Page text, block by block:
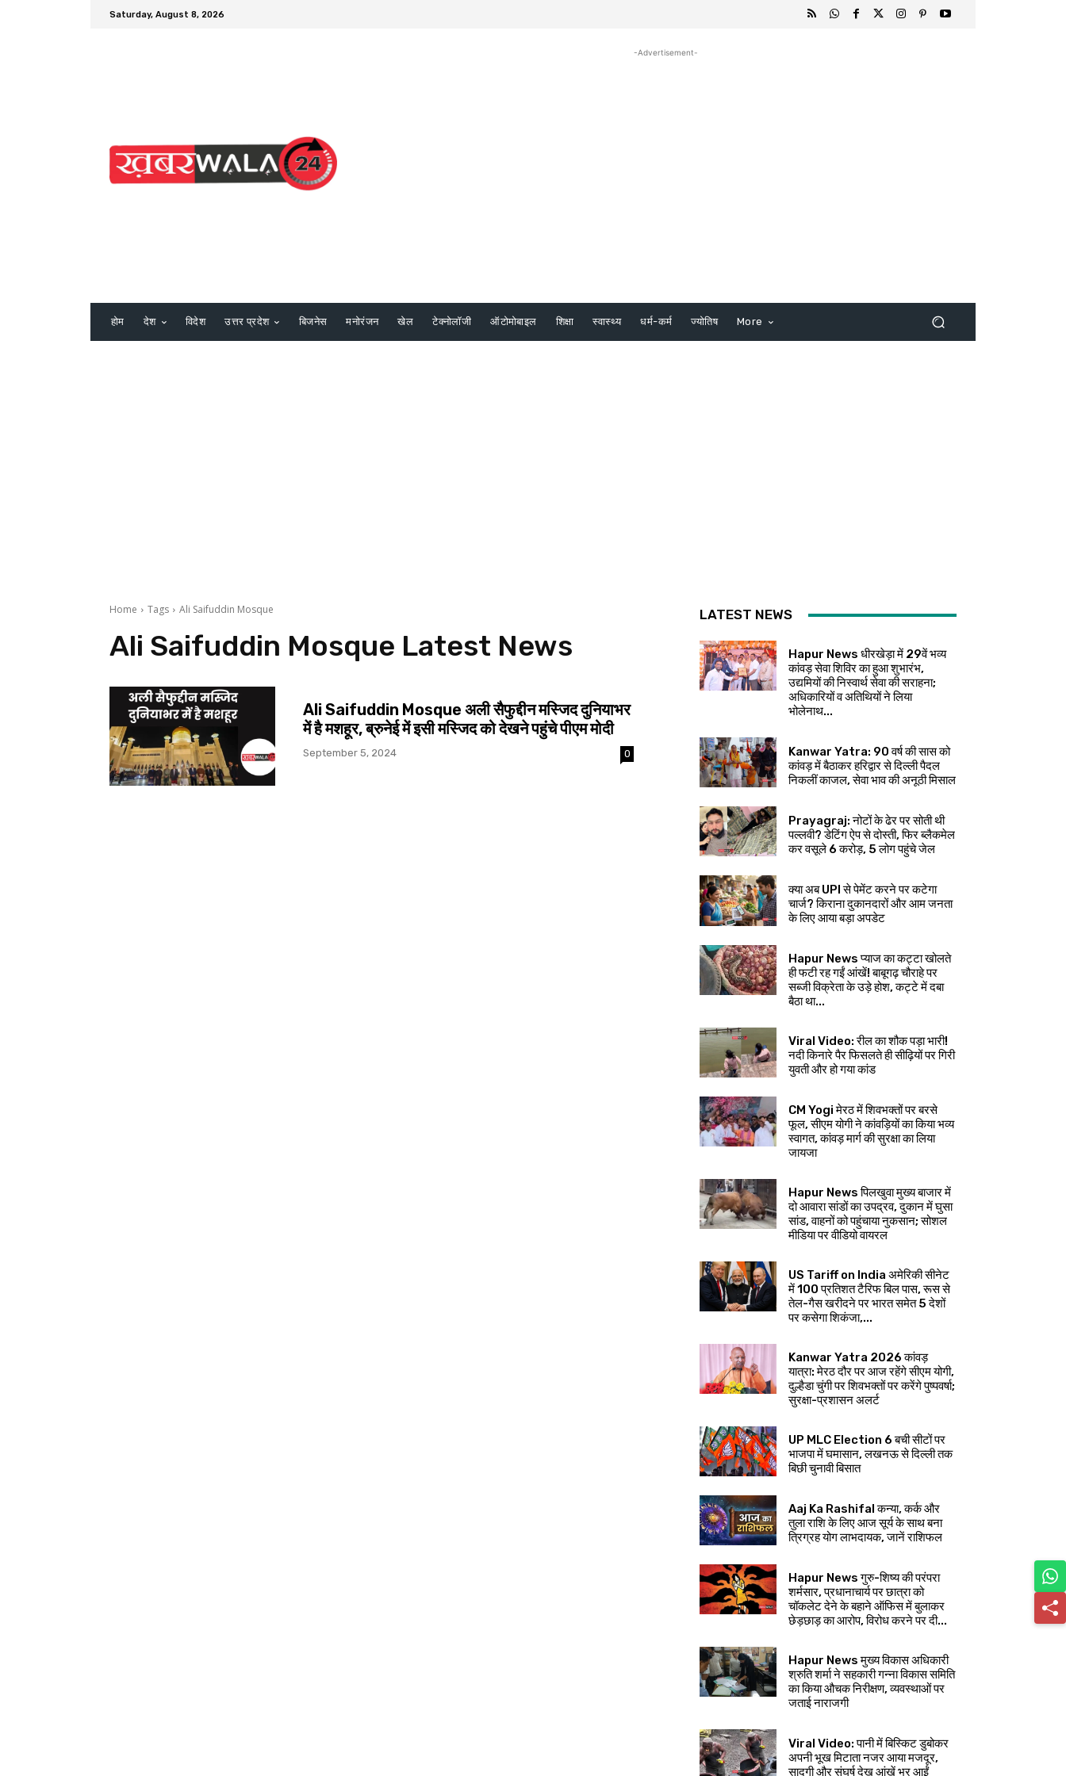
Saturday, August 8, 2026
-Advertisement-
होम देश विदेश उत्तर प्रदेश बिजनेस मनोरंजन खेल टेक्नोलॉजी ऑटोमोबाइल शिक्षा स्वास्थ्य धर्म-कर्म ज्योतिष More
Home Tags Ali Saifuddin Mosque
Ali Saifuddin Mosque Latest News
Ali Saifuddin Mosque अली सैफुद्दीन मस्जिद दुनियाभर
में है मशहूर, ब्रुनेई में इसी मस्जिद को देखने पहुंचे पीएम मोदी
September 5, 2024 0
LATEST NEWS
Hapur News धीरखेड़ा में 29वें भव्य
कांवड़ सेवा शिविर का हुआ शुभारंभ,
उद्यमियों की निस्वार्थ सेवा की सराहना;
अधिकारियों व अतिथियों ने लिया
भोलेनाथ...
Kanwar Yatra: 90 वर्ष की सास को
कांवड़ में बैठाकर हरिद्वार से दिल्ली पैदल
निकलीं काजल, सेवा भाव की अनूठी मिसाल
Prayagraj: नोटों के ढेर पर सोती थी
पल्लवी? डेटिंग ऐप से दोस्ती, फिर ब्लैकमेल
कर वसूले ₹6 करोड़, 5 लोग पहुंचे जेल
क्या अब UPI से पेमेंट करने पर कटेगा
चार्ज? किराना दुकानदारों और आम जनता
के लिए आया बड़ा अपडेट
Hapur News प्याज का कट्टा खोलते
ही फटी रह गईं आंखें! बाबूगढ़ चौराहे पर
सब्जी विक्रेता के उड़े होश, कट्टे में दबा
बैठा था...
Viral Video: रील का शौक पड़ा भारी!
नदी किनारे पैर फिसलते ही सीढ़ियों पर गिरी
युवती और हो गया कांड
CM Yogi मेरठ में शिवभक्तों पर बरसे
फूल, सीएम योगी ने कांवड़ियों का किया भव्य
स्वागत, कांवड़ मार्ग की सुरक्षा का लिया
जायजा
Hapur News पिलखुवा मुख्य बाजार में
दो आवारा सांडों का उपद्रव, दुकान में घुसा
सांड, वाहनों को पहुंचाया नुकसान; सोशल
मीडिया पर वीडियो वायरल
US Tariff on India अमेरिकी सीनेट
में 100 प्रतिशत टैरिफ बिल पास, रूस से
तेल-गैस खरीदने पर भारत समेत 5 देशों
पर कसेगा शिकंजा,...
Kanwar Yatra 2026 कांवड़
यात्रा: मेरठ दौर पर आज रहेंगे सीएम योगी,
दुल्हैडा चुंगी पर शिवभक्तों पर करेंगे पुष्पवर्षा;
सुरक्षा-प्रशासन अलर्ट
UP MLC Election 6 बची सीटों पर
भाजपा में घमासान, लखनऊ से दिल्ली तक
बिछी चुनावी बिसात
Aaj Ka Rashifal कन्या, कर्क और
तुला राशि के लिए आज सूर्य के साथ बना
त्रिग्रह योग लाभदायक, जानें राशिफल
Hapur News गुरु-शिष्य की परंपरा
शर्मसार, प्रधानाचार्य पर छात्रा को
चॉकलेट देने के बहाने ऑफिस में बुलाकर
छेड़छाड़ का आरोप, विरोध करने पर दी...
Hapur News मुख्य विकास अधिकारी
श्रुति शर्मा ने सहकारी गन्ना विकास समिति
का किया औचक निरीक्षण, व्यवस्थाओं पर
जताई नाराजगी
Viral Video: पानी में बिस्किट डुबोकर
अपनी भूख मिटाता नजर आया मजदूर,
सादगी और संघर्ष देख आंखें भर आईं